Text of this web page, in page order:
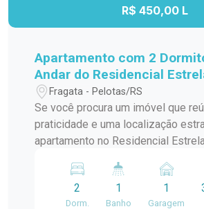
R$ 450,00 L
Apartamento com 2
Andar do Residencial
Excelente Localização
Fragata - Pelotas/RS
Se você procura um imóvel que
praticidade e uma localização
apartamento no Residencial Estrela
distribuídos e ótima iluminação
para quem deseja viver com
2
Dorm.
1
Banho
1
Garagem